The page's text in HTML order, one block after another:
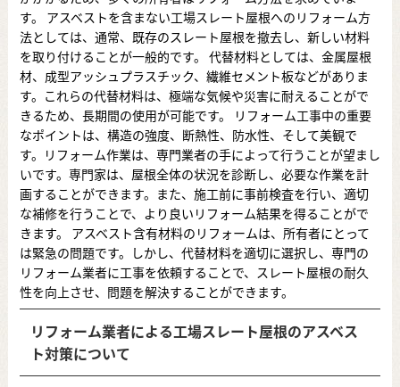
す。 アスベストを含まない工場スレート屋根へのリフォーム方
法としては、通常、既存のスレート屋根を撤去し、新しい材料
を取り付けることが一般的です。 代替材料としては、金属屋根
材、成型アッシュプラスチック、繊維セメント板などがありま
す。これらの代替材料は、極端な気候や災害に耐えることがで
きるため、長期間の使用が可能です。 リフォーム工事中の重要
なポイントは、構造の強度、断熱性、防水性、そして美観で
す。リフォーム作業は、専門業者の手によって行うことが望まし
いです。専門家は、屋根全体の状況を診断し、必要な作業を計
画することができます。また、施工前に事前検査を行い、適切
な補修を行うことで、より良いリフォーム結果を得ることがで
きます。 アスベスト含有材料のリフォームは、所有者にとって
は緊急の問題です。しかし、代替材料を適切に選択し、専門の
リフォーム業者に工事を依頼することで、スレート屋根の耐久
性を向上させ、問題を解決することができます。
リフォーム業者による工場スレート屋根のアスベス
ト対策について